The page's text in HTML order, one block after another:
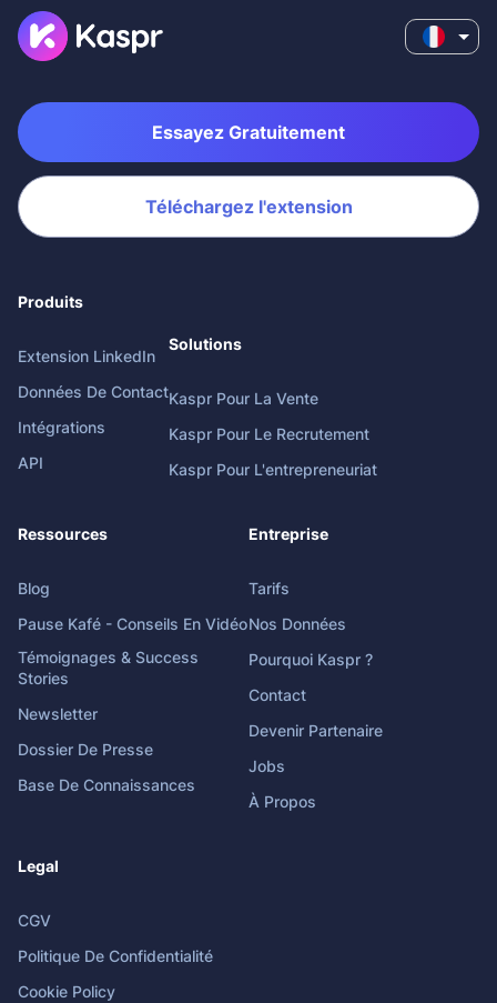
Essayez Gratuitement
Téléchargez l'extension
Produits
Extension LinkedIn
Données De Contact
Intégrations
API
Solutions
Kaspr Pour La Vente
Kaspr Pour Le Recrutement
Kaspr Pour L'entrepreneuriat
Ressources
Blog
Pause Kafé - Conseils En Vidéo
Témoignages & Success
Stories
Newsletter
Dossier De Presse
Base De Connaissances
Entreprise
Tarifs
Nos Données
Pourquoi Kaspr ?
Contact
Devenir Partenaire
Jobs
À Propos
Legal
CGV
Politique De Confidentialité
Cookie Policy